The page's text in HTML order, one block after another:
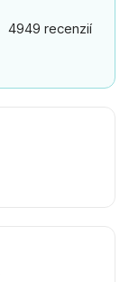
4949 recenzií